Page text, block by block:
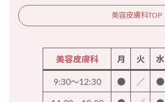
美容皮膚科TOP
美容皮膚科 月 火 水
9:30～12:30 ● ／ ●